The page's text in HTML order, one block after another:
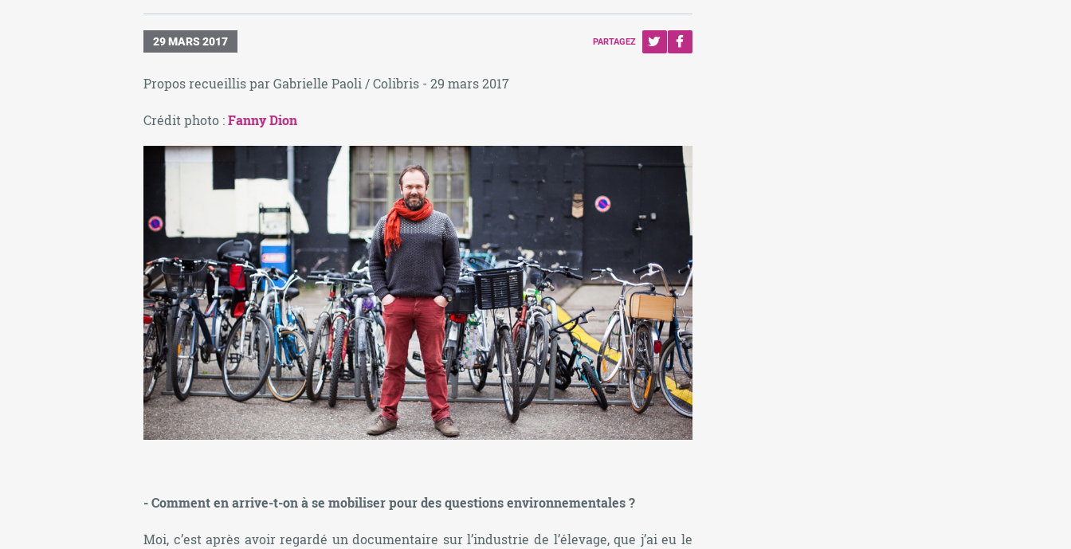
29 MARS 2017 PARTAGEZ
Propos recueillis par Gabrielle Paoli / Colibris - 29 mars 2017
Crédit photo :Fanny Dion
- Comment en arrive-t-on à se mobiliser pour des questions environnementales ?
Moi, c’est après avoir regardé un documentaire sur l’industrie de l’élevage, que j’ai eu le